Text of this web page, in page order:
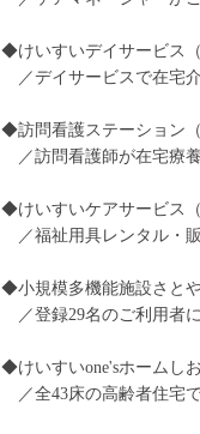
◆けいすいデイサービス
／デイサービスで在宅
◆訪問看護ステーション
／訪問看護師が在宅療
◆けいすいケアサービス（
／福祉用具レンタル・
◆小規模多機能施設さと
／登録29名のご利用者
◆けいすいone'sホームし
／全43床の高齢者住宅